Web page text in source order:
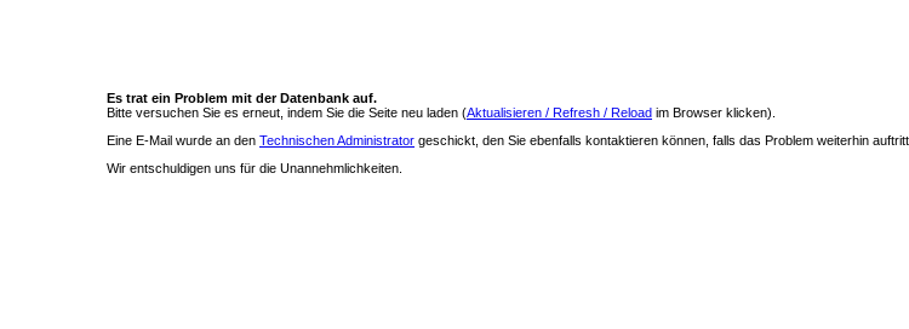
Es trat ein Problem mit der Datenbank auf.
Bitte versuchen Sie es erneut, indem Sie die Seite neu laden (Aktualisieren / Refresh / Reload im Browser klicken).
Eine E-Mail wurde an den Technischen Administrator geschickt, den Sie ebenfalls kontaktieren können, falls das Problem weiterhin auftritt.
Wir entschuldigen uns für die Unannehmlichkeiten.